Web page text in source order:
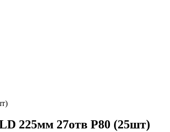
225мм 27отв Р80 (25шт)